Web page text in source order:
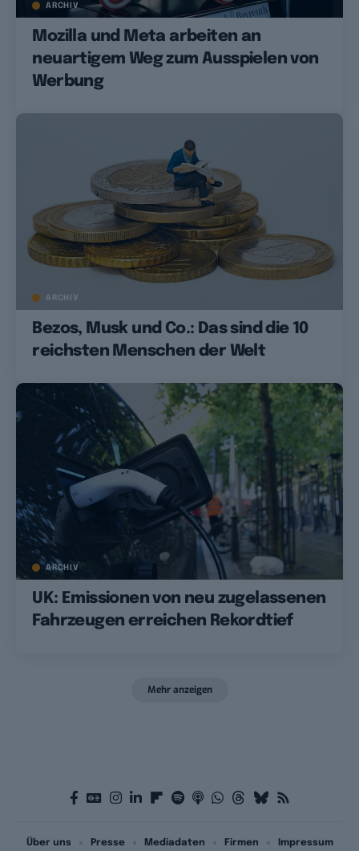
ARCHIV
Mozilla und Meta arbeiten an
neuartigem Weg zum Ausspielen von
Werbung
ARCHIV
Bezos, Musk und Co.: Das sind die 10
reichsten Menschen der Welt
ARCHIV
UK: Emissionen von neu zugelassenen
Fahrzeugen erreichen Rekordtief
Mehr anzeigen
Über uns Presse Mediadaten Firmen Impressum